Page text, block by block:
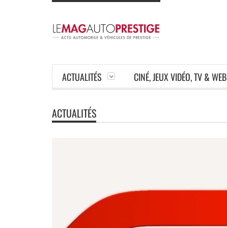
ACTUALITÉS CINÉ, JEUX VIDÉO, TV & WEB
ACTUALITÉS